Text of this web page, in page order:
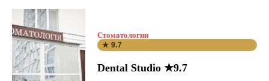
Стоматологии
★ 9.7
Dental Studio ★9.7